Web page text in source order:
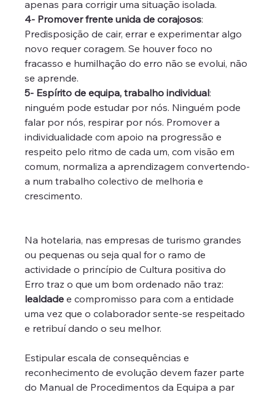
apenas para corrigir uma situação isolada.
4- Promover frente unida de corajosos:
Predisposição de cair, errar e experimentar algo
novo requer coragem. Se houver foco no
fracasso e humilhação do erro não se evolui, não
se aprende.
5- Espírito de equipa, trabalho individual:
ninguém pode estudar por nós. Ninguém pode
falar por nós, respirar por nós. Promover a
individualidade com apoio na progressão e
respeito pelo ritmo de cada um, com visão em
comum, normaliza a aprendizagem convertendo-
a num trabalho colectivo de melhoria e
crescimento.
Na hotelaria, nas empresas de turismo grandes
ou pequenas ou seja qual for o ramo de
actividade o princípio de Cultura positiva do
Erro traz o que um bom ordenado não traz:
lealdade e compromisso para com a entidade
uma vez que o colaborador sente-se respeitado
e retribuí dando o seu melhor.
Estipular escala de consequências e
reconhecimento de evolução devem fazer parte
do Manual de Procedimentos da Equipa a par